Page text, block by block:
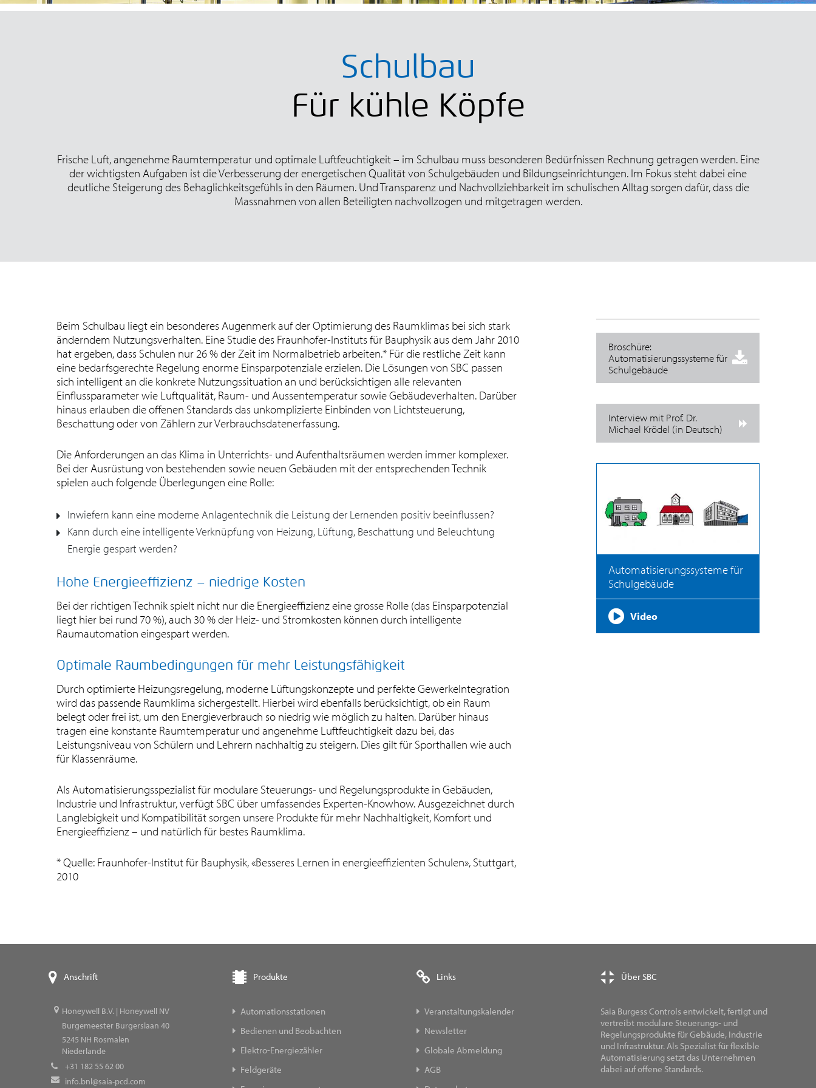
Schulbau
Für kühle Köpfe
Frische Luft, angenehme Raumtemperatur und optimale Luftfeuchtigkeit – im Schulbau muss besonderen Bedürfnissen Rechnung getragen werden. Eine
der wichtigsten Aufgaben ist die Verbesserung der energetischen Qualität von Schulgebäuden und Bildungseinrichtungen. Im Fokus steht dabei eine
deutliche Steigerung des Behaglichkeitsgefühls in den Räumen. Und Transparenz und Nachvollziehbarkeit im schulischen Alltag sorgen dafür, dass die
Massnahmen von allen Beteiligten nachvollzogen und mitgetragen werden.
Beim Schulbau liegt ein besonderes Augenmerk auf der Optimierung des Raumklimas bei sich stark
änderndem Nutzungsverhalten. Eine Studie des Fraunhofer-Instituts für Bauphysik aus dem Jahr 2010
hat ergeben, dass Schulen nur 26 % der Zeit im Normalbetrieb arbeiten.* Für die restliche Zeit kann
eine bedarfsgerechte Regelung enorme Einsparpotenziale erzielen. Die Lösungen von SBC passen
sich intelligent an die konkrete Nutzungssituation an und berücksichtigen alle relevanten
Einflussparameter wie Luftqualität, Raum- und Aussentemperatur sowie Gebäudeverhalten. Darüber
hinaus erlauben die offenen Standards das unkomplizierte Einbinden von Lichtsteuerung,
Beschattung oder von Zählern zur Verbrauchsdatenerfassung.
Die Anforderungen an das Klima in Unterrichts- und Aufenthaltsräumen werden immer komplexer.
Bei der Ausrüstung von bestehenden sowie neuen Gebäuden mit der entsprechenden Technik
spielen auch folgende Überlegungen eine Rolle:
Inwiefern kann eine moderne Anlagentechnik die Leistung der Lernenden positiv beeinflussen?
Kann durch eine intelligente Verknüpfung von Heizung, Lüftung, Beschattung und Beleuchtung
Energie gespart werden?
Hohe Energieeffizienz – niedrige Kosten
Bei der richtigen Technik spielt nicht nur die Energieeffizienz eine grosse Rolle (das Einsparpotenzial
liegt hier bei rund 70 %), auch 30 % der Heiz- und Stromkosten können durch intelligente
Raumautomation eingespart werden.
Optimale Raumbedingungen für mehr Leistungsfähigkeit
Durch optimierte Heizungsregelung, moderne Lüftungskonzepte und perfekte GewerkeIntegration
wird das passende Raumklima sichergestellt. Hierbei wird ebenfalls berücksichtigt, ob ein Raum
belegt oder frei ist, um den Energieverbrauch so niedrig wie möglich zu halten. Darüber hinaus
tragen eine konstante Raumtemperatur und angenehme Luftfeuchtigkeit dazu bei, das
Leistungsniveau von Schülern und Lehrern nachhaltig zu steigern. Dies gilt für Sporthallen wie auch
für Klassenräume.
Als Automatisierungsspezialist für modulare Steuerungs- und Regelungsprodukte in Gebäuden,
Industrie und Infrastruktur, verfügt SBC über umfassendes Experten-Knowhow. Ausgezeichnet durch
Langlebigkeit und Kompatibilität sorgen unsere Produkte für mehr Nachhaltigkeit, Komfort und
Energieeffizienz – und natürlich für bestes Raumklima.
* Quelle: Fraunhofer-Institut für Bauphysik, «Besseres Lernen in energieeffizienten Schulen», Stuttgart,
2010
Broschüre:
Automatisierungssysteme für
Schulgebäude
Interview mit Prof. Dr.
Michael Krödel (in Deutsch)
Automatisierungssysteme für
Schulgebäude
Video
Anschrift
Honeywell B.V. | Honeywell NV
Burgemeester Burgerslaan 40
5245 NH Rosmalen
Niederlande
+31 182 55 62 00
info.bnl@saia-pcd.com
Produkte
Automationsstationen
Bedienen und Beobachten
Elektro-Energiezähler
Feldgeräte
Links
Veranstaltungskalender
Newsletter
Globale Abmeldung
AGB
Über SBC
Saia Burgess Controls entwickelt, fertigt und
vertreibt modulare Steuerungs- und
Regelungsprodukte für Gebäude, Industrie
und Infrastruktur. Als Spezialist für flexible
Automatisierung setzt das Unternehmen
dabei auf offene Standards.